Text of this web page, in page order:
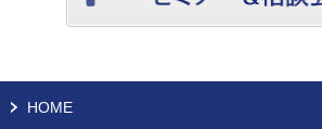
HOME